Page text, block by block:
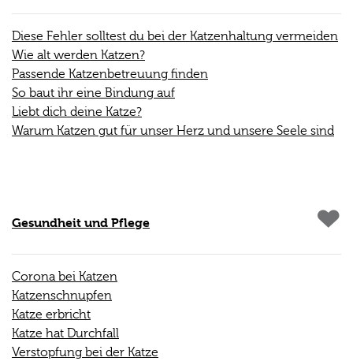
Diese Fehler solltest du bei der Katzenhaltung vermeiden
Wie alt werden Katzen?
Passende Katzenbetreuung finden
So baut ihr eine Bindung auf
Liebt dich deine Katze?
Warum Katzen gut für unser Herz und unsere Seele sind
Gesundheit und Pflege
Corona bei Katzen
Katzenschnupfen
Katze erbricht
Katze hat Durchfall
Verstopfung bei der Katze